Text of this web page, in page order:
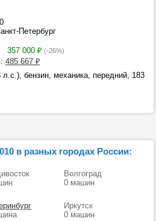
Петербург
357 000 ₽ (-26%)
485 667 ₽
л.с.), бензин, механика, передний, 183
в разных городах России:
Волгоград
0 машин
Иркутск
0 машин